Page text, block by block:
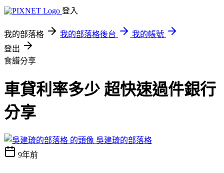
登入
我的部落格 我的部落格後台
我的帳號
登出
食譜分享
車貸利率多少 超快速過件銀行
分享
吳建琦的部落格
9年前